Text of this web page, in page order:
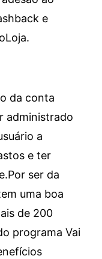
e
da conta
administrado
a
e ter
Por ser da
uma boa
de 200
programa Vai